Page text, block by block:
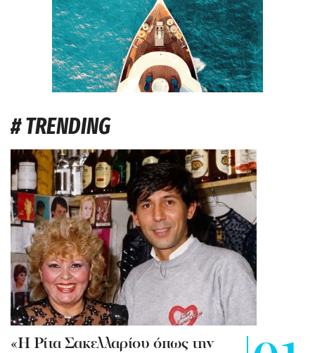
# TRENDING
«Η Ρίτα Σακελλαρίου όπως την